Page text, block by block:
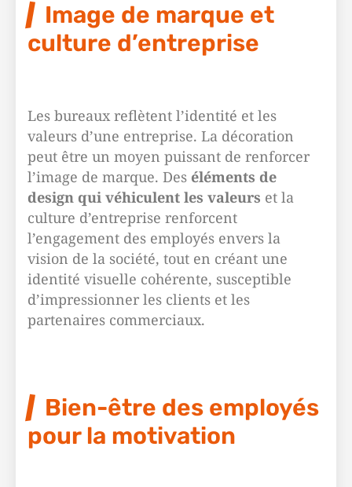
Image de marque et
culture d’entreprise
Les bureaux reflètent l’identité et les
valeurs d’une entreprise. La décoration
peut être un moyen puissant de renforcer
l’image de marque. Des éléments de
design qui véhiculent les valeurs et la
culture d’entreprise renforcent
l’engagement des employés envers la
vision de la société, tout en créant une
identité visuelle cohérente, susceptible
d’impressionner les clients et les
partenaires commerciaux.
Bien-être des employés
pour la motivation